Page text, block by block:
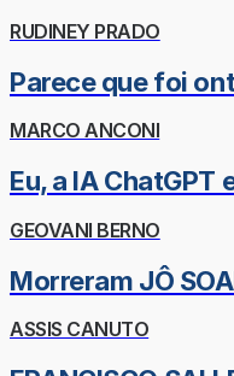
RUDINEY PRADO
Parece que foi
MARCO ANCONI
Eu, a IA ChatGPT
GEOVANI BERNO
Morreram JÔ
ASSIS CANUTO